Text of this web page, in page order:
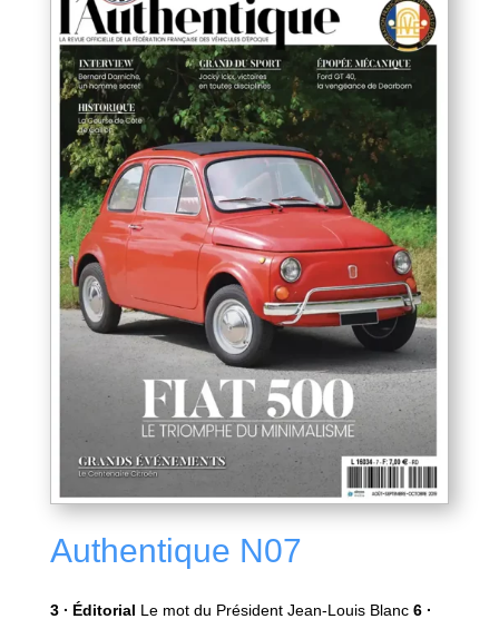
Authentique N07
3 ∙ Éditorial Le mot du Président Jean-Louis Blanc 6 ∙